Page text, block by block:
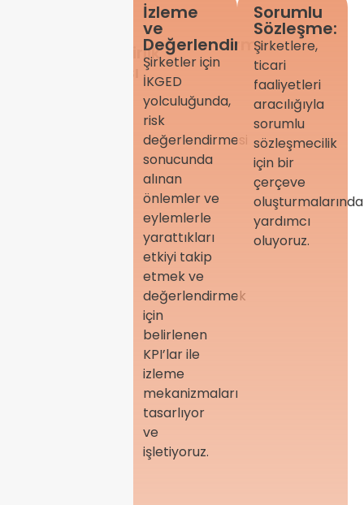
Sürdürülebilirlik
İzleme
ve
Değerlendirme:
Şirketler için
İKGED
yolculuğunda,
risk
değerlendirmesi
sonucunda
alınan
önlemler ve
eylemlerle
yarattıkları
etkiyi takip
etmek ve
değerlendirmek
için
belirlenen
KPI’lar ile
izleme
mekanizmaları
tasarlıyor
ve
işletiyoruz.
Sorumlu
Sözleşme:
Şirketlere,
ticari
faaliyetleri
aracılığıyla
sorumlu
sözleşmecilik
için bir
çerçeve
oluşturmalarında
yardımcı
oluyoruz.